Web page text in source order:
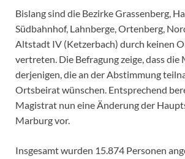
Bislang sind die Bezirke Grassenberg,
Südbahnhof, Lahnberge, Ortenberg,
Altstadt IV (Ketzerbach) durch keinen
vertreten. Die Befragung zeige, dass die
derjenigen, die an der Abstimmung
Ortsbeirat wünschen. Entsprechend
Magistrat nun eine Änderung der
Marburg vor.
Insgesamt wurden 15.874 Personen